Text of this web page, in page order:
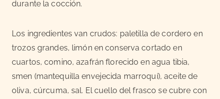
durante la cocción.
Los ingredientes van crudos: paletilla de cordero en
trozos grandes, limón en conserva cortado en
cuartos, comino, azafrán florecido en agua tibia,
smen (mantequilla envejecida marroquí), aceite de
oliva, cúrcuma, sal. El cuello del frasco se cubre con